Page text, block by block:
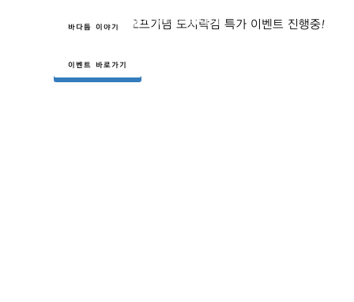
바로가기
바다듬 쇼핑몰 오프기념 도시락김 특가 이벤트 진행중!
이벤트 바로가기
바다듬 이야기
정하오니 많은 참여 부탁드립니다.
이벤트 바로가기